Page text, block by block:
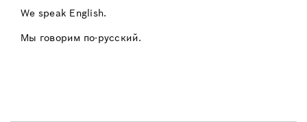
We speak English.
Мы говорим по-русский.